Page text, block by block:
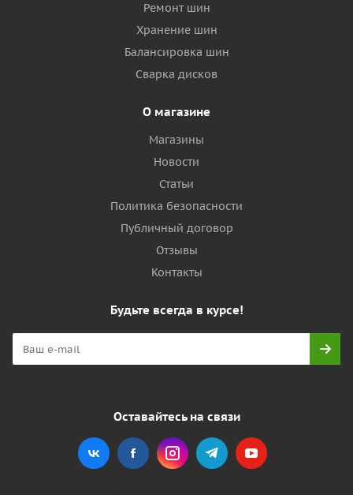
Ремонт шин
Хранение шин
Балансировка шин
Сварка дисков
О магазине
Магазины
Новости
Статьи
Политика безопасности
Публичный договор
Отзывы
Контакты
Будьте всегда в курсе!
Оставайтесь на связи